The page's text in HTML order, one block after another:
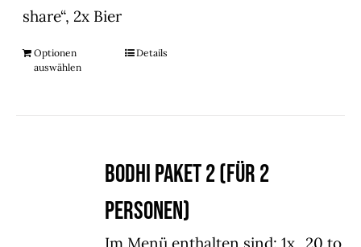
share“, 2x Bier
Optionen
auswählen
Details
Bodhi Paket 2 (für 2
Personen)
Im Menü enthalten sind: 1x „20 to